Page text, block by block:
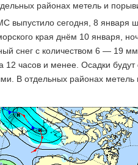
районах метель и
выпустило сегодня, 8 января
края днём 10 января,
снег с количеством 6 — 19
12 часов и менее. Осадки
В отдельных районах